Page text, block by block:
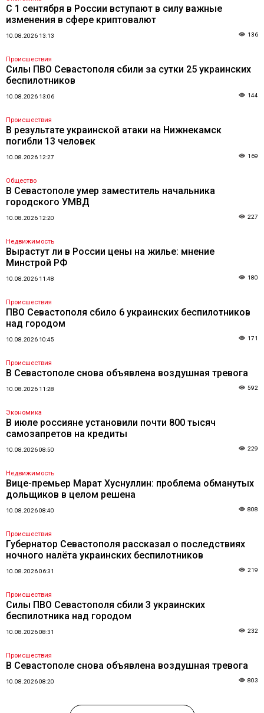
С 1 сентября в России вступают в силу важные
изменения в сфере криптовалют
10.08.2026 13:13 136
Происшествия
Силы ПВО Севастополя сбили за сутки 25 украинских
беспилотников
10.08.2026 13:06 144
Происшествия
В результате украинской атаки на Нижнекамск
погибли 13 человек
10.08.2026 12:27 169
Общество
В Севастополе умер заместитель начальника
городского УМВД
10.08.2026 12:20 227
Недвижимость
Вырастут ли в России цены на жилье: мнение
Минстрой РФ
10.08.2026 11:48 180
Происшествия
ПВО Севастополя сбило 6 украинских беспилотников
над городом
10.08.2026 10:45 171
Происшествия
В Севастополе снова объявлена воздушная тревога
10.08.2026 11:28 592
Экономика
В июле россияне установили почти 800 тысяч
самозапретов на кредиты
10.08.2026 08:50 229
Недвижимость
Вице-премьер Марат Хуснуллин: проблема обманутых
дольщиков в целом решена
10.08.2026 08:40 808
Происшествия
Губернатор Севастополя рассказал о последствиях
ночного налёта украинских беспилотников
10.08.2026 06:31 219
Происшествия
Силы ПВО Севастополя сбили 3 украинских
беспилотника над городом
10.08.2026 08:31 232
Происшествия
В Севастополе снова объявлена воздушная тревога
10.08.2026 08:20 803